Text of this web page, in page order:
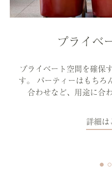
プライベ
プライベート空間を確保
す。 パーティーはもちろ
合わせなど、用途に合
詳細は